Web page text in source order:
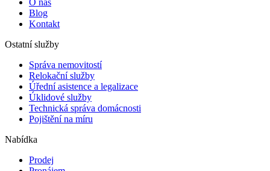
O nás
Blog
Kontakt
Ostatní služby
Správa nemovitostí
Relokační služby
Úřední asistence a legalizace
Úklidové služby
Technická správa domácnosti
Pojištění na míru
Nabídka
Prodej